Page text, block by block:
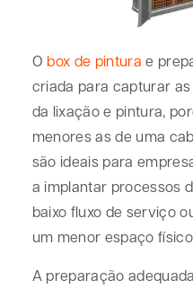
O box de pintura e
criada para capturar
da lixação e pintura,
menores as de uma
são ideais para
a implantar processos
baixo fluxo de serviço
um menor espaço
A preparação